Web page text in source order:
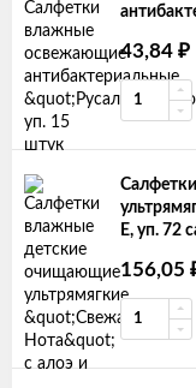
43,84 ₽
Е, уп. 72
156,05